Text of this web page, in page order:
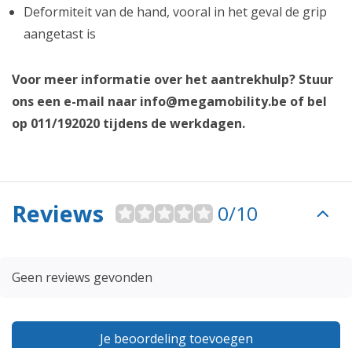
Deformiteit van de hand, vooral in het geval de grip
aangetast is
Voor meer informatie over het aantrekhulp? Stuur
ons een e-mail naar info@megamobility.be of bel
op 011/192020 tijdens de werkdagen.
Reviews 0/10
Geen reviews gevonden
Je beoordeling toevoegen